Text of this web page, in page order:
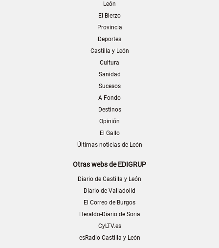
León
El Bierzo
Provincia
Deportes
Castilla y León
Cultura
Sanidad
Sucesos
A Fondo
Destinos
Opinión
El Gallo
Últimas noticias de León
Otras webs de EDIGRUP
Diario de Castilla y León
Diario de Valladolid
El Correo de Burgos
Heraldo-Diario de Soria
CyLTV.es
esRadio Castilla y León